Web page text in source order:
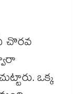
చొరవ
ఒక్క